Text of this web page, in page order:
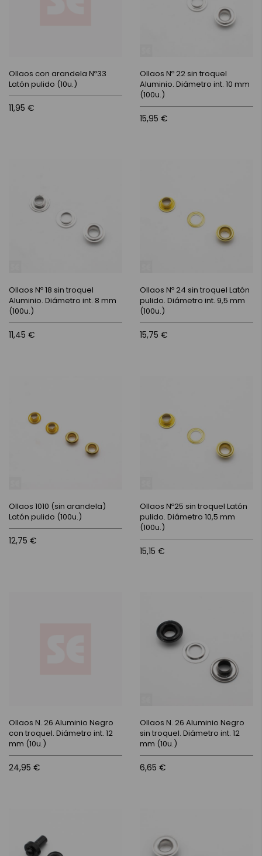
Ollaos con arandela Nº33
Latón pulido (10u.)
11,95 €
Ollaos Nº 22 sin troquel
Aluminio. Diámetro int. 10 mm
(100u.)
15,95 €
Ollaos Nº 18 sin troquel
Aluminio. Diámetro int. 8 mm
(100u.)
11,45 €
Ollaos Nº 24 sin troquel Latón
pulido. Diámetro int. 9,5 mm
(100u.)
15,75 €
Ollaos 1010 (sin arandela)
Latón pulido (100u.)
12,75 €
Ollaos Nº25 sin troquel Latón
pulido. Diámetro 10,5 mm
(100u.)
15,15 €
Ollaos N. 26 Aluminio Negro
con troquel. Diámetro int. 12
mm (10u.)
24,95 €
Ollaos N. 26 Aluminio Negro
sin troquel. Diámetro int. 12
mm (10u.)
6,65 €